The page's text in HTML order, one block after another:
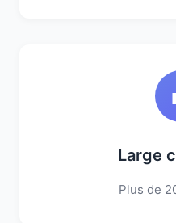
Large
Plus de